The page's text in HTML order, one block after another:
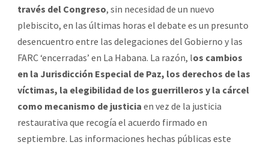
través del Congreso, sin necesidad de un nuevo
plebiscito, en las últimas horas el debate es un presunto
desencuentro entre las delegaciones del Gobierno y las
FARC ‘encerradas’ en La Habana. La razón, los cambios
en la Jurisdicción Especial de Paz, los derechos de las
víctimas, la elegibilidad de los guerrilleros y la cárcel
como mecanismo de justicia en vez de la justicia
restaurativa que recogía el acuerdo firmado en
septiembre. Las informaciones hechas públicas este